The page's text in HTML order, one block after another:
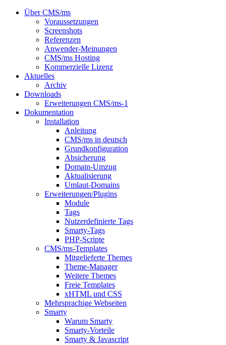
Über CMS/ms
Voraussetzungen
Screenshots
Referenzen
Anwender-Meinungen
CMS/ms Hosting
Kommerzielle Lizenz
Aktuelles
Archiv
Downloads
Erweiterungen CMS/ms-1
Dokumentation
Installation
Anleitung
CMS/ms in deutsch
Grundkonfiguration
Absicherung
Domain-Umzug
Aktualisierung
Umlaut-Domains
Erweiterungen/Plugins
Module
Tags
Nutzerdefinierte Tags
Smarty-Tags
PHP-Scripte
CMS/ms-Templates
Mitgelieferte Themes
Theme-Manager
Weitere Themes
Freie Templates
xHTML und CSS
Mehrsprachige Webseiten
Smarty
Warum Smarty
Smarty-Vorteile
Smarty & Javascript